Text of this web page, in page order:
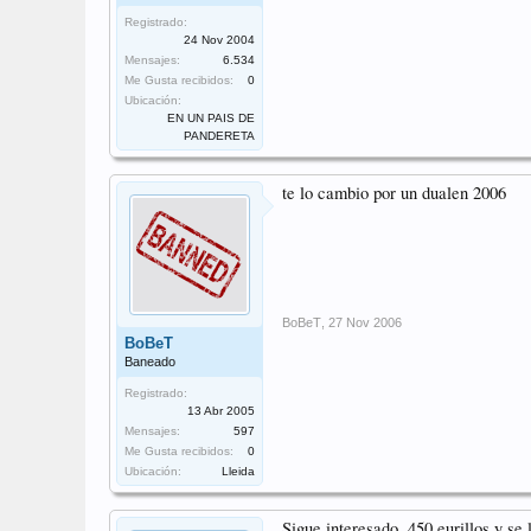
Registrado:
24 Nov 2004
Mensajes:
6.534
Me Gusta recibidos:
0
Ubicación:
EN UN PAIS DE
PANDERETA
BoBeT
Baneado
Registrado:
13 Abr 2005
Mensajes:
597
Me Gusta recibidos:
0
Ubicación:
Lleida
te lo cambio por un dualen 2006
BoBeT 27 Nov 2006